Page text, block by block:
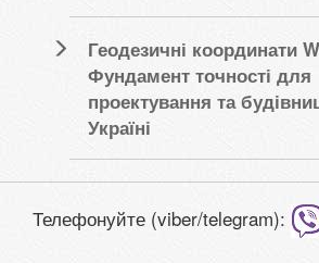
Геодезичні координати
Фундамент точності для
проектування та
Україні
Телефонуйте (viber/telegram):